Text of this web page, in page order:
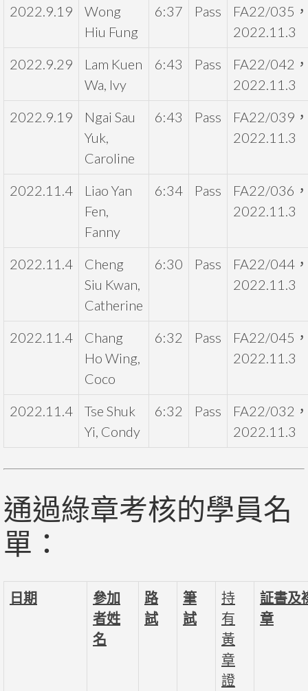
2022.9.19
Wong
Hiu Fung
6:37 Pass
FA22/035，
2022.11.3
2022.9.29
Lam Kuen
Wa, Ivy
6:43 Pass
FA22/042，
2022.11.3
2022.9.19
Ngai Sau
Yuk,
Caroline
6:43 Pass
FA22/039，
2022.11.3
2022.11.4
Liao Yan
Fen,
Fanny
6:34 Pass
FA22/036，
2022.11.3
2022.11.4
Cheng
Siu Kwan,
Catherine
6:30 Pass
FA22/044，
2022.11.3
2022.11.4
Chang
Ho Wing,
Coco
6:32 Pass
FA22/045，
2022.11.3
2022.11.4
Tse Shuk
Yi, Condy
6:32 Pass
FA22/032，
2022.11.3
通過綠章考核的學員名
單：
日期
參加
者姓
名
路
試
筆
試
持
有
黃
章
證
証書及
章